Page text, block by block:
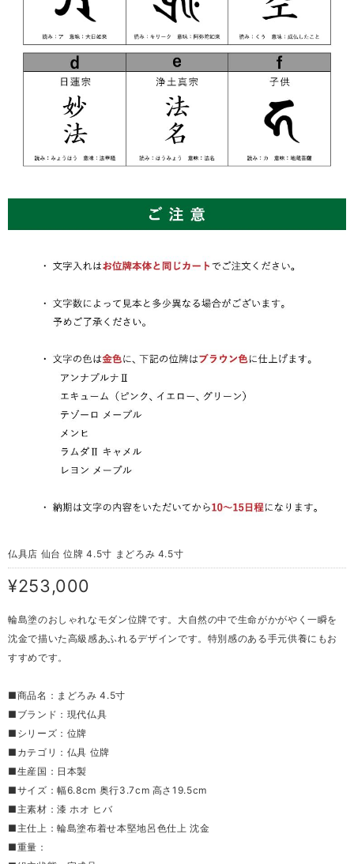
仏具店 仙台 位牌 4.5寸 まどろみ 4.5寸
¥253,000
輪島塗のおしゃれなモダン位牌です。大自然の中で生命がかがやく一瞬を
沈金で描いた高級感あふれるデザインです。特別感のある手元供養にもお
すすめです。
■商品名：まどろみ 4.5寸
■ブランド：現代仏具
■シリーズ：位牌
■カテゴリ：仏具 位牌
■生産国：日本製
■サイズ：幅6.8cm 奥行3.7cm 高さ19.5cm
■主素材：漆 ホオ ヒバ
■主仕上：輪島塗布着せ本堅地呂色仕上 沈金
■重量：